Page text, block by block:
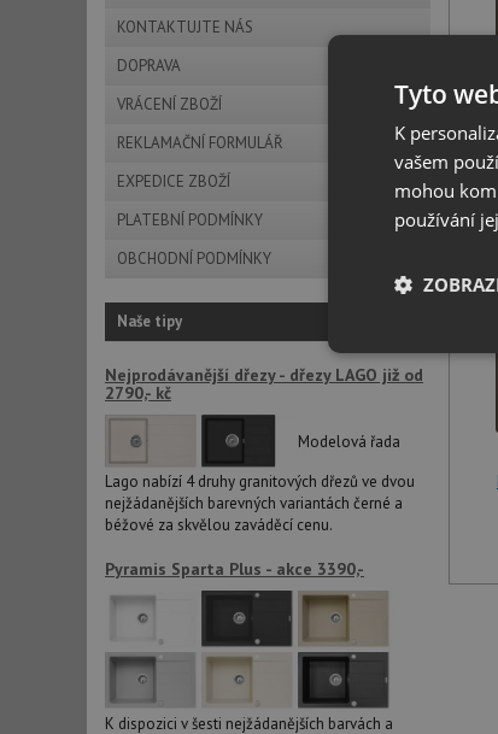
KONTAKTUJTE NÁS
DOPRAVA
VRÁCENÍ ZBOŽÍ
REKLAMAČNÍ FORMULÁŘ
EXPEDICE ZBOŽÍ
PLATEBNÍ PODMÍNKY
OBCHODNÍ PODMÍNKY
Naše tipy
Nejprodávanější dřezy - dřezy LAGO již od
2790,- kč
Modelová řada
Lago nabízí 4 druhy granitových dřezů ve dvou
nejžádanějších barevných variantách černé a
béžové za skvělou zaváděcí cenu.
Pyramis Sparta Plus - akce 3390,-
K dispozici v šesti nejžádanějších barvách a
Tyto
K
vašem
mohou
používání
Nezbytně
Nezbytně
stránky